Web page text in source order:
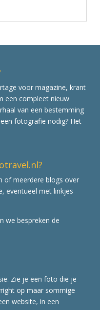
voor magazine, krant
een compleet nieuw
van een bestemming
fotografie nodig? Het
of meerdere blogs over
eventueel met linkjes
we bespreken de
Zie je een foto die je
op maar sommige
website, in een